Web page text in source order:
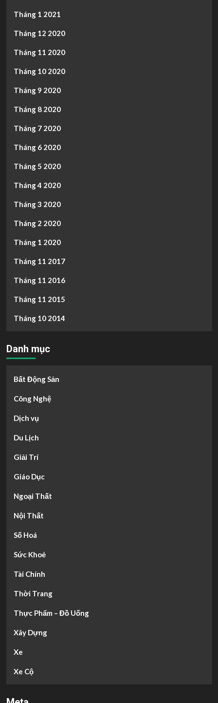
Tháng 1 2021
Tháng 12 2020
Tháng 11 2020
Tháng 10 2020
Tháng 9 2020
Tháng 8 2020
Tháng 7 2020
Tháng 6 2020
Tháng 5 2020
Tháng 4 2020
Tháng 3 2020
Tháng 2 2020
Tháng 1 2020
Tháng 11 2017
Tháng 11 2016
Tháng 11 2015
Tháng 10 2014
Danh mục
Bất Động Sản
Công Nghệ
Dịch vụ
Du Lịch
Giải Trí
Giáo Dục
Ngoại Thất
Nội Thất
Số Hoá
Sức Khoẻ
Tài Chính
Thời Trang
Thực Phẩm – Đồ Uống
Xây Dựng
Xe
Xe Cộ